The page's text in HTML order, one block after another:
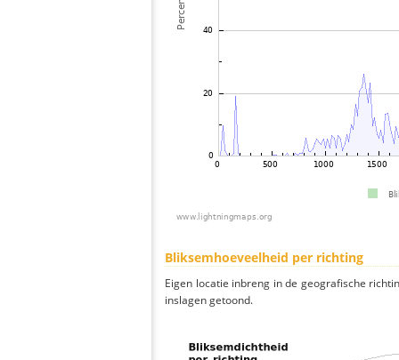
Bliksemhoeveelheid per richting
Eigen locatie inbreng in de geografische
inslagen getoond.